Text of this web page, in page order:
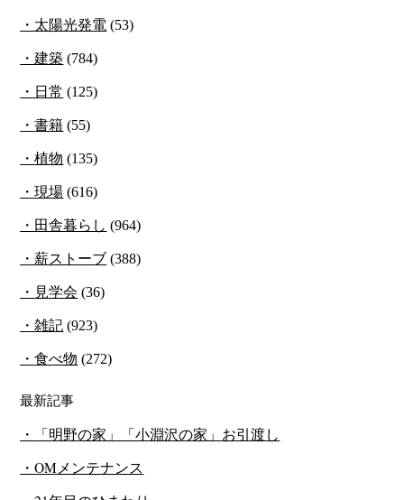
太陽光発電 (53)
建築 (784)
日常 (125)
書籍 (55)
植物 (135)
現場 (616)
田舎暮らし (964)
薪ストーブ (388)
見学会 (36)
雑記 (923)
食べ物 (272)
最新記事
「明野の家」「小淵沢の家」お引渡し
OMメンテナンス